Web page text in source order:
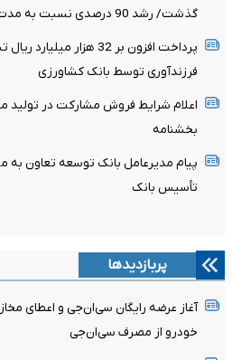
گذشت/ رشد 90 درصدی نسبت به مدت مشابه سال گذشته
پرداخت افزون بر 32 هزار
فرزندآوری توسط بانک کشاورزی
اعلام شرایط فروش مشارکت در تولید
بخشنامه
تأسیس بانک
پربازدیدها
خودرو از مصرف سی‌ان‌جی